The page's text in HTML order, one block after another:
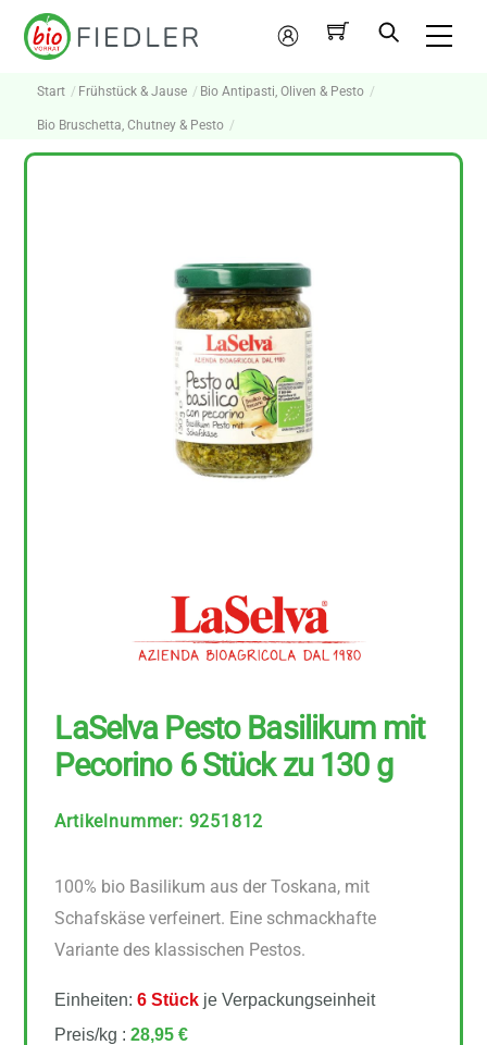
Skip
Mein
Konto
Start Frühstück & Jause Bio Antipasti, Oliven & Pesto
Bio Bruschetta, Chutney & Pesto
LaSelva Pesto Basilikum mit
Pecorino 6 Stück zu 130 g
Artikelnummer: 9251812
100% bio Basilikum aus der Toskana, mit
Schafskäse verfeinert. Eine schmackhafte
Variante des klassischen Pestos.
Einheiten:6 Stück je Verpackungseinheit
Preis/kg :28,95 €